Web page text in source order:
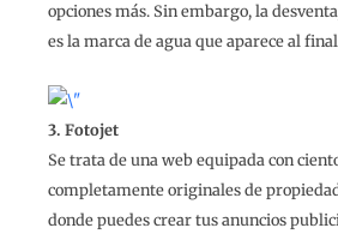
opciones más. Sin embargo, la
es la marca de agua que aparece al
3. Fotojet
Se trata de una web equipada con
completamente originales de
donde puedes crear tus anuncios